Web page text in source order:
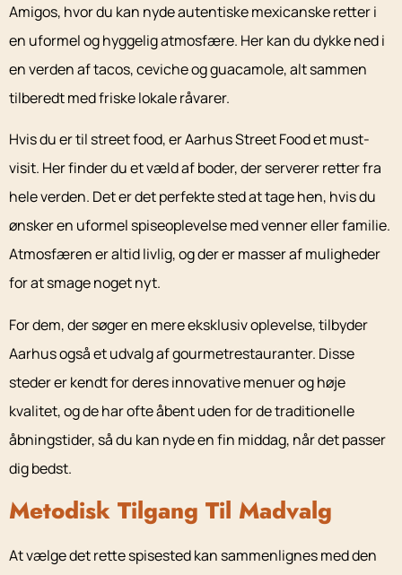
Amigos, hvor du kan nyde autentiske mexicanske retter i
en uformel og hyggelig atmosfære. Her kan du dykke ned i
en verden af tacos, ceviche og guacamole, alt sammen
tilberedt med friske lokale råvarer.
Hvis du er til street food, er Aarhus Street Food et must-
visit. Her finder du et væld af boder, der serverer retter fra
hele verden. Det er det perfekte sted at tage hen, hvis du
ønsker en uformel spiseoplevelse med venner eller familie.
Atmosfæren er altid livlig, og der er masser af muligheder
for at smage noget nyt.
For dem, der søger en mere eksklusiv oplevelse, tilbyder
Aarhus også et udvalg af gourmetrestauranter. Disse
steder er kendt for deres innovative menuer og høje
kvalitet, og de har ofte åbent uden for de traditionelle
åbningstider, så du kan nyde en fin middag, når det passer
dig bedst.
Metodisk Tilgang Til Madvalg
At vælge det rette spisested kan sammenlignes med den